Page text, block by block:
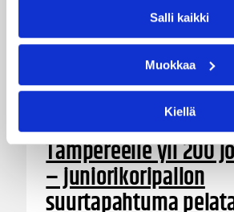
Salli kaikki
Muokkaa
Kiellä
Alueet 28.07.2026 16:04
Stadium-turnaukseen
Tampereelle yli 200
– juniorikoripallon
suurtapahtuma